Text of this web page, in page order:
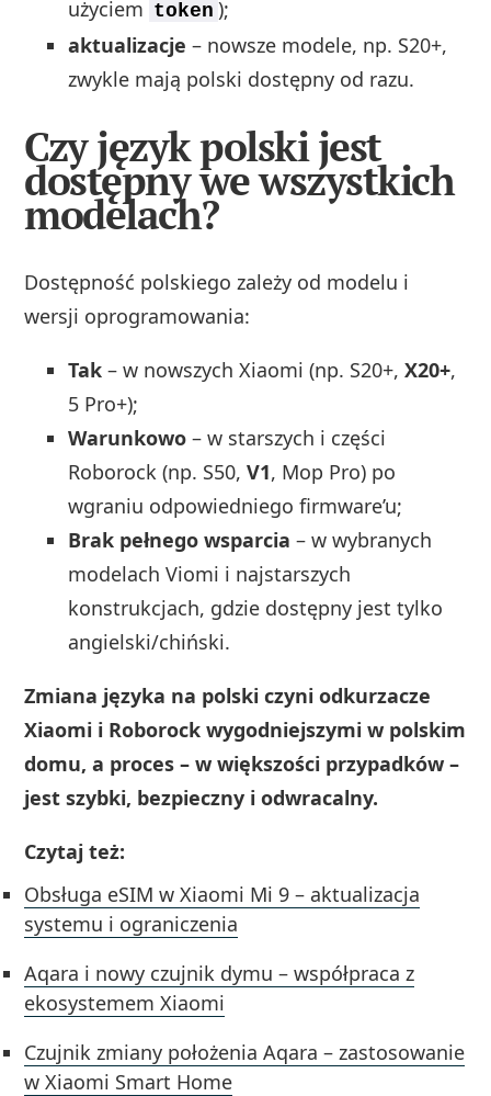
użyciem token );
aktualizacje – nowsze modele, np. S20+,
zwykle mają polski dostępny od razu.
Czy język polski jest
dostępny we wszystkich
modelach?
Dostępność polskiego zależy od modelu i
wersji oprogramowania:
Tak – w nowszych Xiaomi (np. S20+,X20+,
5 Pro+);
Warunkowo – w starszych i części
Roborock (np. S50,V1, Mop Pro) po
wgraniu odpowiedniego firmware’u;
Brak pełnego wsparcia – w wybranych
modelach Viomi i najstarszych
konstrukcjach, gdzie dostępny jest tylko
angielski/chiński.
Zmiana języka na polski czyni odkurzacze
Xiaomi i Roborock wygodniejszymi w polskim
domu, a proces – w większości przypadków –
jest szybki, bezpieczny i odwracalny.
Czytaj też:
Obsługa eSIM w Xiaomi Mi 9 – aktualizacja
systemu i ograniczenia
Aqara i nowy czujnik dymu – współpraca z
ekosystemem Xiaomi
Czujnik zmiany położenia Aqara – zastosowanie
w Xiaomi Smart Home